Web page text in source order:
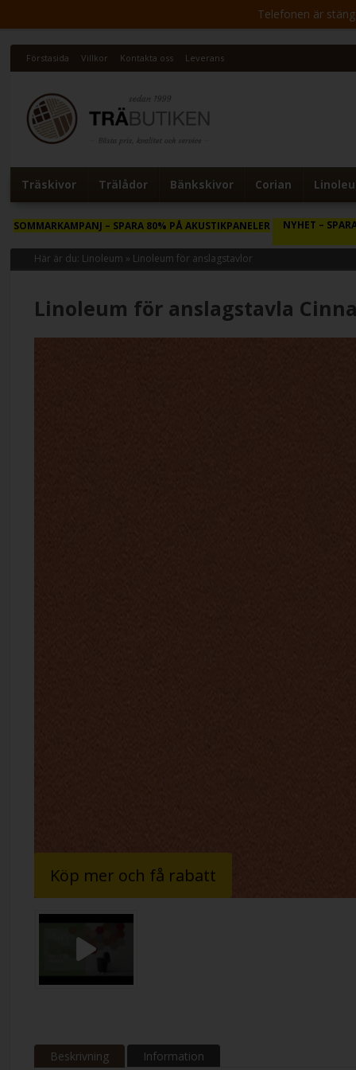
Telefonen är
Förstasida Villkor Kontakta oss Leverans
Träskivor Trälådor Bänkskivor Corian
SOMMARKAMPANJ– SPARA 80% PÅ AKUSTIKPANELER NYHET –
Här är du: Linoleum » Linoleum för anslagstavlor
Linoleum för anslagstavla
Köp mer och få rabatt
Beskrivning Information